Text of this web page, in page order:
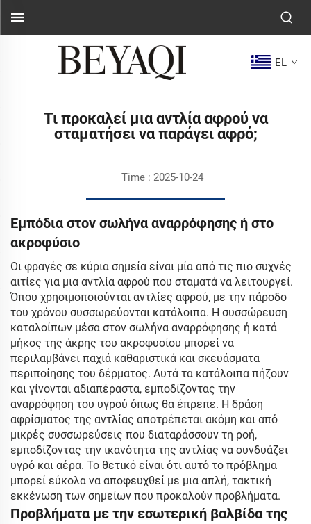
EL
Τι προκαλεί μια αντλία αφρού να
σταματήσει να παράγει αφρό;
Time : 2025-10-24
Εμπόδια στον σωλήνα αναρρόφησης ή στο
ακροφύσιο
Οι φραγές σε κύρια σημεία είναι μία από τις πιο συχνές
αιτίες για μια αντλία αφρού που σταματά να λειτουργεί.
Όπου χρησιμοποιούνται αντλίες αφρού, με την πάροδο
του χρόνου συσσωρεύονται κατάλοιπα. Η συσσώρευση
καταλοίπων μέσα στον σωλήνα αναρρόφησης ή κατά
μήκος της άκρης του ακροφυσίου μπορεί να
περιλαμβάνει παχιά καθαριστικά και σκευάσματα
περιποίησης του δέρματος. Αυτά τα κατάλοιπα πήζουν
και γίνονται αδιαπέραστα, εμποδίζοντας την
αναρρόφηση του υγρού όπως θα έπρεπε. Η δράση
αφρίσματος της αντλίας αποτρέπεται ακόμη και από
μικρές συσσωρεύσεις που διαταράσσουν τη ροή,
εμποδίζοντας την ικανότητα της αντλίας να συνδυάζει
υγρό και αέρα. Το θετικό είναι ότι αυτό το πρόβλημα
μπορεί εύκολα να αποφευχθεί με μια απλή, τακτική
εκκένωση των σημείων που προκαλούν προβλήματα.
Προβλήματα με την εσωτερική βαλβίδα της